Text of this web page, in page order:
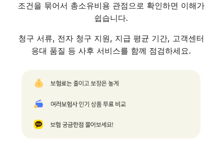
조건을 묶어서 총소유비용 관점으로 확인하면 이해가
쉽습니다.
청구 서류, 전자 청구 지원, 지급 평균 기간, 고객센터
응대 품질 등 사후 서비스를 함께 점검하세요.